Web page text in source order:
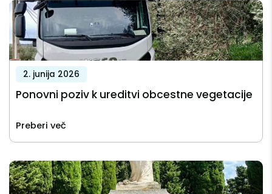
2. junija 2026
Ponovni poziv k ureditvi obcestne vegetacije
Preberi več